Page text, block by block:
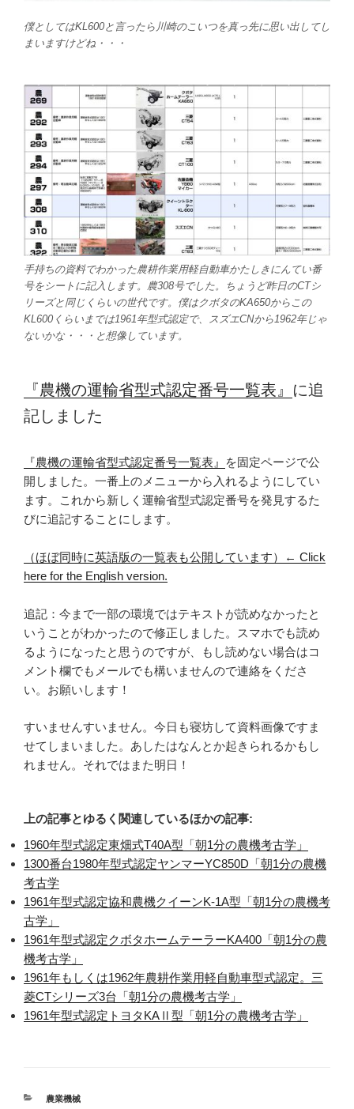
僕としてはKL600と言ったら川崎のこいつを真っ先に思い出してし
まいますけどね・・・
手持ちの資料でわかった農耕作業用軽自動車かたしきにんてい番
号をシートに記入します。農308号でした。ちょうど昨日のCTシ
リーズと同じくらいの世代です。僕はクボタのKA650からこの
KL600くらいまでは1961年型式認定で、スズエCNから1962年じゃ
ないかな・・・と想像しています。
『農機の運輸省型式認定番号一覧表』 に追
記しました
『農機の運輸省型式認定番号一覧表』
を固定ページで公
開しました。一番上のメニューから入れるようにしてい
ます。これから新しく運輸省型式認定番号を発見するた
びに追記することにします。
（ほぼ同時に英語版の一覧表も公開しています）← Click
here for the English version.
追記：今まで一部の環境ではテキストが読めなかったと
いうことがわかったので修正しました。スマホでも読め
るようになったと思うのですが、もし読めない場合はコ
メント欄でもメールでも構いませんので連絡をくださ
い。お願いします！
すいませんすいません。今日も寝坊して資料画像ですま
せてしまいました。あしたはなんとか起きられるかもし
れません。それではまた明日！
上の記事とゆるく関連しているほかの記事:
1960年型式認定東畑式T40A型「朝1分の農機考古学」
1300番台1980年型式認定ヤンマーYC850D「朝1分の農機
考古学
1961年型式認定協和農機クイーンK-1A型「朝1分の農機考
古学」
1961年型式認定クボタホームテーラーKA400「朝1分の農
機考古学」
1961年もしくは1962年農耕作業用軽自動車型式認定。三
菱CTシリーズ3台「朝1分の農機考古学」
1961年型式認定トヨタKAⅡ型「朝1分の農機考古学」
カ
農業機械